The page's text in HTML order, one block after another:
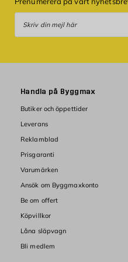
Handla på Byggmax
Butiker och öppettider
Leverans
Reklamblad
Prisgaranti
Varumärken
Ansök om Byggmaxkonto
Be om offert
Köpvillkor
Låna släpvagn
Bli medlem